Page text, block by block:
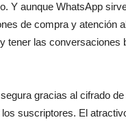
Y aunque WhatsApp
de compra y atención
tener las conversaciones
gracias al cifrado
suscriptores. El